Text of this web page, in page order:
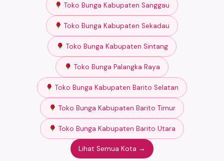
Toko Bunga Kabupaten Sanggau
Toko Bunga Kabupaten Sekadau
Toko Bunga Kabupaten Sintang
Toko Bunga Palangka Raya
Toko Bunga Kabupaten Barito Selatan
Toko Bunga Kabupaten Barito Timur
Toko Bunga Kabupaten Barito Utara
Lihat Semua Kota →